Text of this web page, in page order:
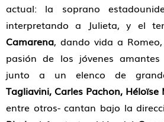
actual: la soprano
interpretando a Julieta, y el
Camarena, dando vida a
pasión de los jóvenes
junto a un elenco de
Tagliavini, Carles Pachon, Héloïse
entre otros- cantan bajo la